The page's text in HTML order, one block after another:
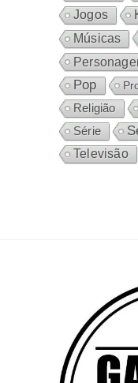
Jogos
Músicas
Pop
Religião
Série
Televisão